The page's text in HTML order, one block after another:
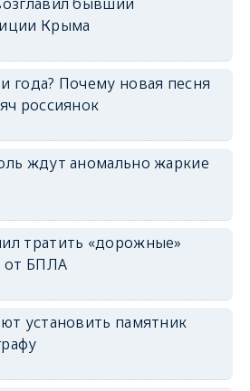
бывший
Крыма
года? Почему новая песня
россиянок
ждут аномально жаркие
тратить «дорожные»
от БПЛА
установить памятник